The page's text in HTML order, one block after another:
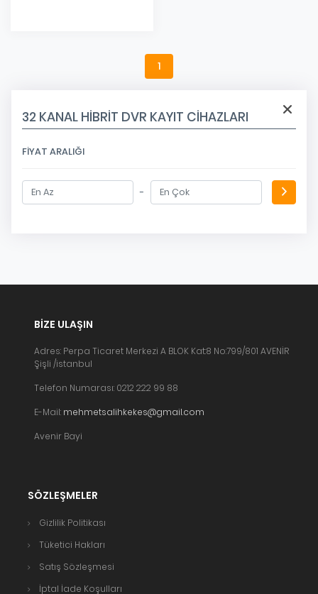
32 KANAL HİBRİT DVR KAYIT CİHAZLARI
FIYAT ARALIĞI
-
1
BIZE ULAŞIN
Adres: Perpa Ticaret Merkezi A BLOK Kat:8 No:799/801 AVENİR
Şişli /istanbul
Telefon Numarası: 0212 222 99 88
E-Mail: mehmetsalihkekes@gmail.com
Avenir Bayi
SÖZLEŞMELER
Gizlilik Politikası
Tüketici Hakları
Satış Sözleşmesi
İptal İade Koşulları